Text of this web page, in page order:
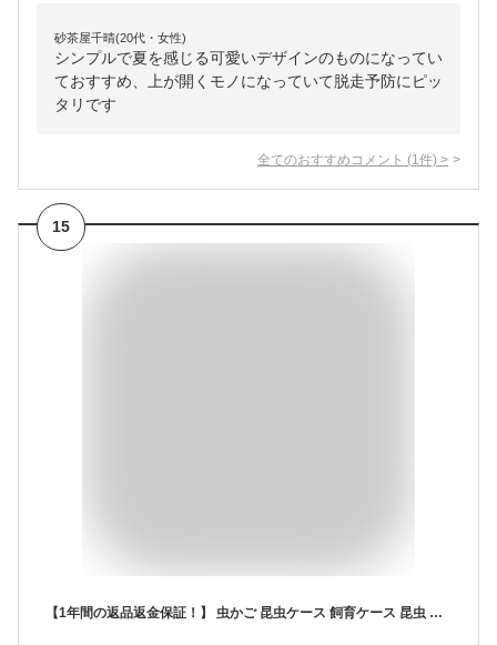
砂茶屋千晴(20代・女性)
シンプルで夏を感じる可愛いデザインのものになってい
ておすすめ、上が開くモノになっていて脱走予防にピッ
タリです
全てのおすすめコメント (1 件) >
15
【1年間の返品返金保証！】 虫かご 昆虫ケース 飼育ケース 昆虫 観察 むしとり 昆虫ケージ 観察ケース 昆虫採集 飼育観察 虫篭 おしゃれ カブトムシ クワガタ ちょうちょう 魚 虫取り網 セミ 子ども キッズ 夏休み 自由研究 拡大鏡 ピンセット あみ 紐付き プレゼント